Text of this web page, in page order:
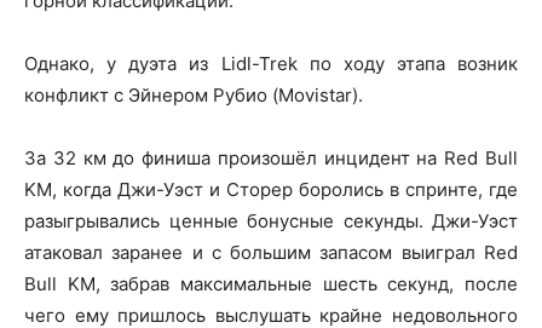
Однако, у дуэта из Lidl-Trek по ходу этапа возник
конфликт с Эйнером Рубио (Movistar).
За 32 км до финиша произошёл инцидент на Red Bull
KM, когда Джи-Уэст и Сторер боролись в спринте, где
разыгрывались ценные бонусные секунды. Джи-Уэст
атаковал заранее и с большим запасом выиграл Red
Bull KM, забрав максимальные шесть секунд, после
чего ему пришлось выслушать крайне недовольного